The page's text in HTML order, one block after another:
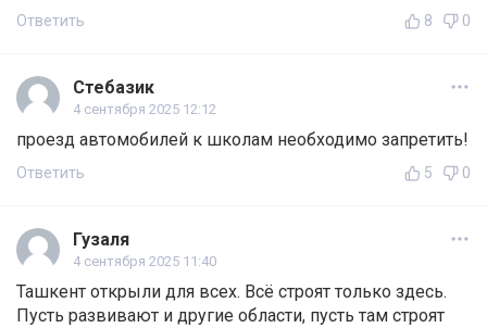
Ответить 8 0
Стебазик
4 сентября 2025 12:12
проезд автомобилей к школам необходимо запретить!
Ответить 5 0
Гузаля
4 сентября 2025 11:40
Ташкент открыли для всех. Всё строят только здесь.
Пусть развивают и другие области, пусть там строят